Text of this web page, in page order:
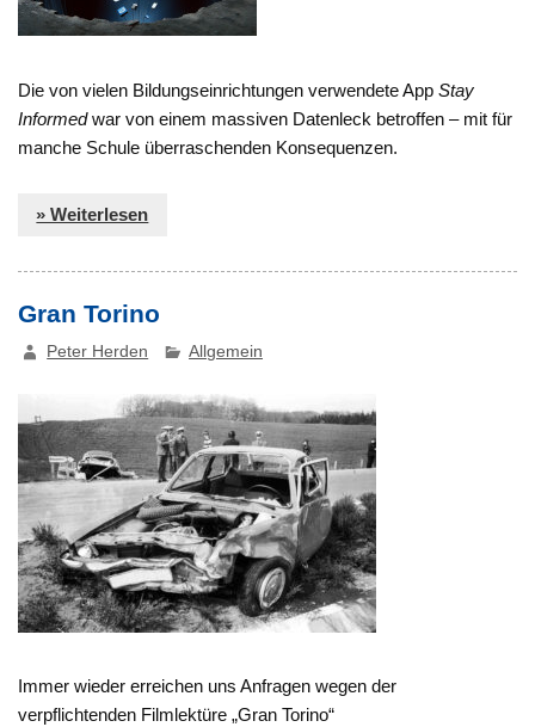
Die von vielen Bildungseinrichtungen verwendete AppStay
Informedwar von einem massiven Datenleck betroffen – mit für
manche Schule überraschenden Konsequenzen.
» Weiterlesen
Gran Torino
Peter Herden Allgemein
Immer wieder erreichen uns Anfragen wegen der
verpflichtenden Filmlektüre „Gran Torino“